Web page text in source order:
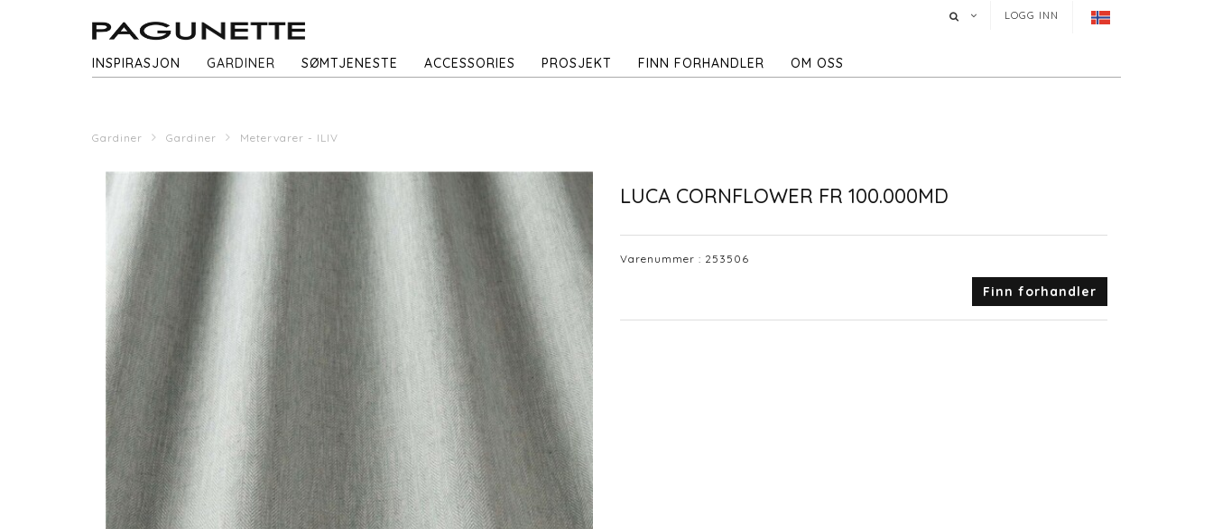
LOGG INN
INSPIRASJON GARDINER SØMTJENESTE ACCESSORIES PROSJEKT FINN FORHANDLER OM OSS
Gardiner Gardiner Metervarer - ILIV
LUCA CORNFLOWER FR 100.000MD
Varenummer : 253506
Finn forhandler